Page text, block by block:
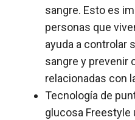
sangre. Esto es
personas que
ayuda a controlar
sangre y prevenir
relacionadas con
Tecnología de
glucosa Freestyle